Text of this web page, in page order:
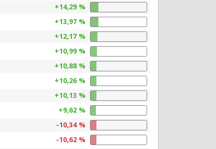
+14,29 %
+13,97 %
+12,17 %
+10,99 %
+10,88 %
+10,26 %
+10,13 %
+9,62 %
-10,34 %
-10,62 %